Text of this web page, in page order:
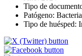
Tipo de
Patógeno:
Tipo de huésped: